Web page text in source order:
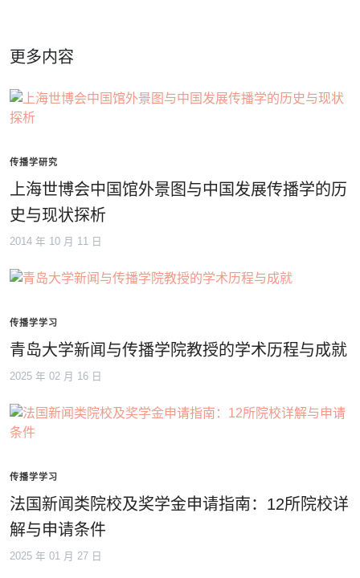
更多内容
传播学研究
上海世博会中国馆外景图与中国发展传播学的历
史与现状探析
2014 年 10 月 11 日
传播学学习
青岛大学新闻与传播学院教授的学术历程与成就
2025 年 02 月 16 日
传播学学习
法国新闻类院校及奖学金申请指南：12所院校详
解与申请条件
2025 年 01 月 27 日